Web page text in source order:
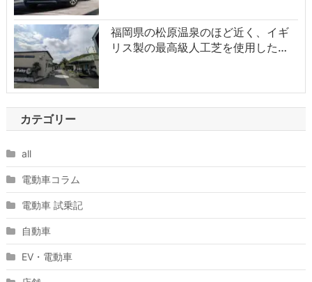
福岡県の松原温泉のほど近く、イギ
リス製の最高級人工芝を使用した…
カテゴリー
all
電動車コラム
電動車 試乗記
自動車
EV・電動車